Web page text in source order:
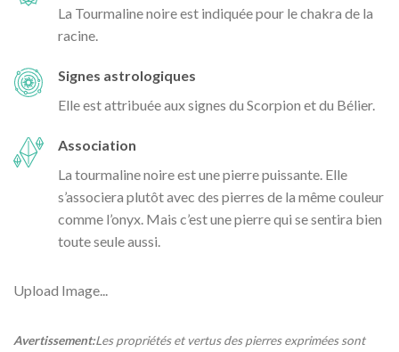
La Tourmaline noire est indiquée pour le chakra de la
racine.
Signes astrologiques
Elle est attribuée aux signes du Scorpion et du Bélier.
Association
La tourmaline noire est une pierre puissante. Elle
s’associera plutôt avec des pierres de la même couleur
comme l’onyx. Mais c’est une pierre qui se sentira bien
toute seule aussi.
Upload Image...
Avertissement:Les propriétés et vertus des pierres exprimées sont